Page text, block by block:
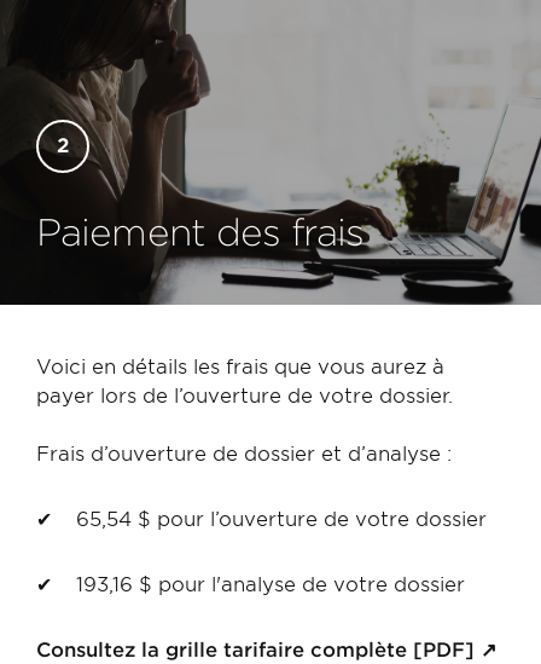
compétences ont été acquises ou maintenues
Type de fichier accepté : PDF.
Paiement des frais
Voici en détails les frais que vous aurez à
payer lors de l’ouverture de votre dossier.
Frais d’ouverture de dossier et d’analyse :
65,54 $ pour l’ouverture de votre dossier
193,16 $ pour l'analyse de votre dossier
Consultez la grille tarifaire complète [PDF]